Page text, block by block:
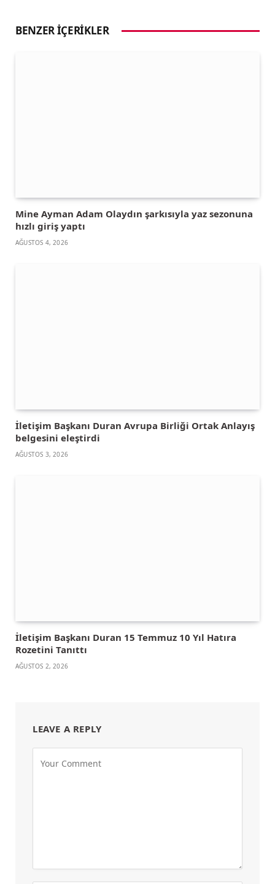
BENZER İÇERIKLER
Mine Ayman Adam Olaydın şarkısıyla yaz sezonuna
hızlı giriş yaptı
AĞUSTOS 4, 2026
İletişim Başkanı Duran Avrupa Birliği Ortak Anlayış
belgesini eleştirdi
AĞUSTOS 3, 2026
İletişim Başkanı Duran 15 Temmuz 10 Yıl Hatıra
Rozetini Tanıttı
AĞUSTOS 2, 2026
LEAVE A REPLY